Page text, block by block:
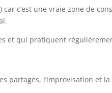
c’est une vraie zone de
et qui pratiquent
partagés, l’improvisation et